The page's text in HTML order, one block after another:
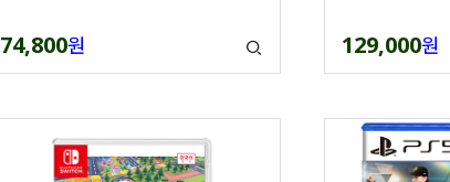
74,800원 129,000원